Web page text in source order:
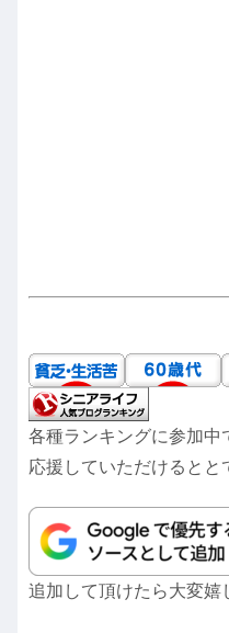
各種ランキングに参加中
応援していただけるとと
追加して頂けたら大変嬉